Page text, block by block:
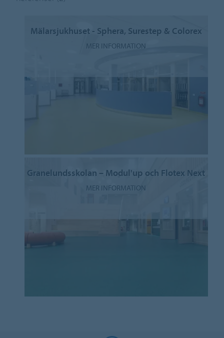
Mälarsjukhuset - Sphera, Surestep & Colorex
MER INFORMATION
Granelundsskolan – Modul'up och Flotex Next
MER INFORMATION